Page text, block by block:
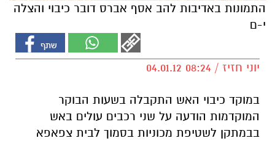
התמונות באדיבות להב אסף אברס דובר כיבוי והצלה
י-ם
יוני חזיז / 08:24 04.01.12
במוקד כיבוי האש התקבלה בשעות הבוקר
המוקדמות הודעה על שני רכבים עולים באש
בבמתקן לשטיפת מכוניות בסמוך לבית צפאפא